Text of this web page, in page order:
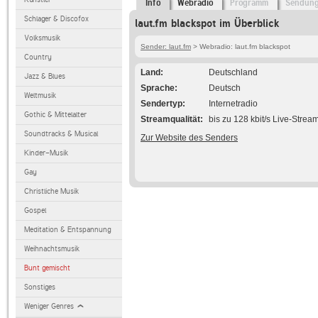
Schlager & Discofox
Volksmusik
Country
Jazz & Blues
Weltmusik
Gothic & Mittelalter
Soundtracks & Musical
Kinder-Musik
Gay
Christliche Musik
Gospel
Meditation & Entspannung
Weihnachtsmusik
Bunt gemischt
Sonstiges
Weniger Genres
Info Webradio Programm
laut.fm blackspot im Überblick
Sender: laut.fm > Webradio: laut.fm blackspot
Land
Deutschland
Sprache
Deutsch
Sendertyp
Internetradio
Streamqualität
bis zu 128 kbit/s Live-
Zur Website des Senders